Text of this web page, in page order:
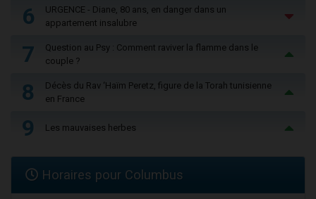
6
URGENCE - Diane, 80 ans, en danger dans un
appartement insalubre
7
Question au Psy : Comment raviver la flamme dans le
couple ?
8
Décès du Rav ‘Haïm Peretz, figure de la Torah tunisienne
en France
9 Les mauvaises herbes
Horaires pour Columbus